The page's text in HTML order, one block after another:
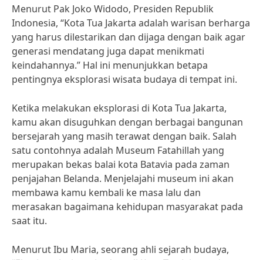
Menurut Pak Joko Widodo, Presiden Republik
Indonesia, “Kota Tua Jakarta adalah warisan berharga
yang harus dilestarikan dan dijaga dengan baik agar
generasi mendatang juga dapat menikmati
keindahannya.” Hal ini menunjukkan betapa
pentingnya eksplorasi wisata budaya di tempat ini.
Ketika melakukan eksplorasi di Kota Tua Jakarta,
kamu akan disuguhkan dengan berbagai bangunan
bersejarah yang masih terawat dengan baik. Salah
satu contohnya adalah Museum Fatahillah yang
merupakan bekas balai kota Batavia pada zaman
penjajahan Belanda. Menjelajahi museum ini akan
membawa kamu kembali ke masa lalu dan
merasakan bagaimana kehidupan masyarakat pada
saat itu.
Menurut Ibu Maria, seorang ahli sejarah budaya,